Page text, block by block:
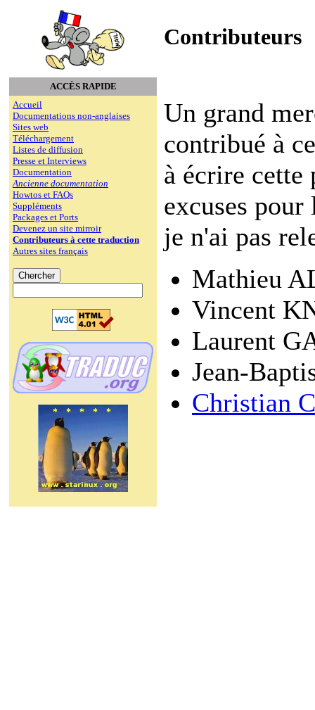
ACCÈS RAPIDE
Accueil
Documentations non-anglaises
Sites web
Téléchargement
Listes de diffusion
Presse et Interviews
Documentation
Ancienne documentation
Howtos et FAQs
Suppléments
Packages et Ports
Devenez un site mirroir
Contributeurs à cette traduction
Autres sites français
Contributeurs
Un grand
contribué à
à écrire cette
excuses
je n'ai pas
Mathieu
Vincent
Laurent
Jean-
Christian